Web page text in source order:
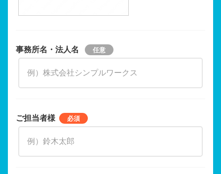
事務所名・法人名
ご担当者様